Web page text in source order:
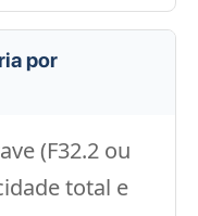
por
(F32.2 ou
total e